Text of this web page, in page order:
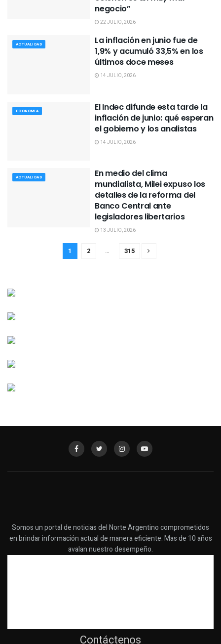
negocio”
22 JULIO, 2026
ACTUALIDAD
La inflación en junio fue de
1,9% y acumuló 33,5% en los
últimos doce meses
14 JULIO, 2026
ECONOMÍA
El Indec difunde esta tarde la
inflación de junio: qué esperan
el gobierno y los analistas
14 JULIO, 2026
ACTUALIDAD
En medio del clima
mundialista, Milei expuso los
detalles de la reforma del
Banco Central ante
legisladores libertarios
13 JULIO, 2026
1 2 … 315
Somos un portal de noticias del Norte Argentino comprometidos
en brindar información actual de manera eficiente. Mas de 10 años
avalan nuestro desempeño.
Contáctenos